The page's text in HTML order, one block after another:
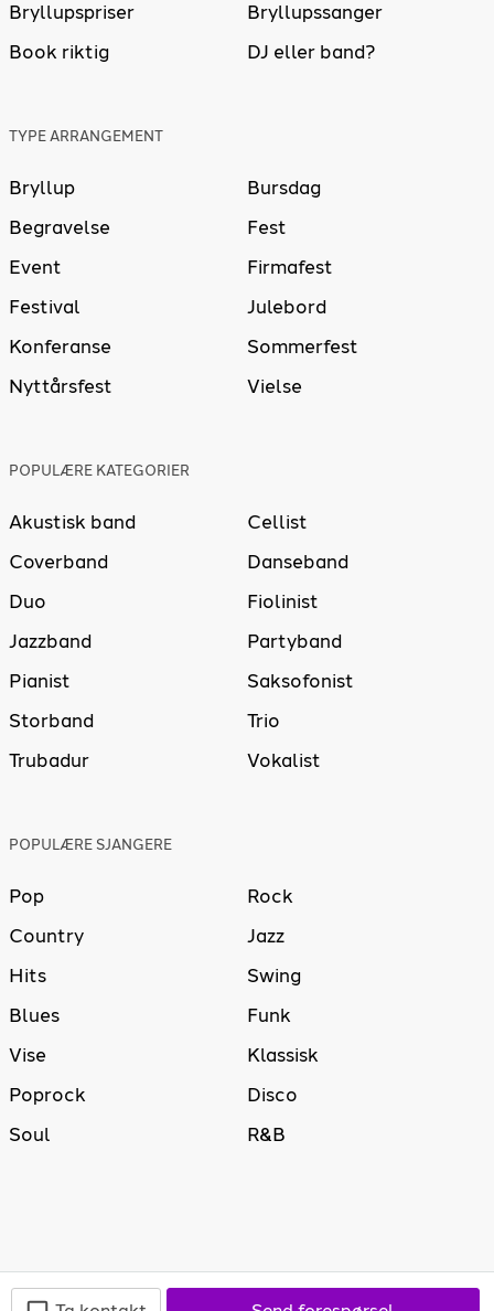
Bryllupspriser
Bryllupssanger
Book riktig
DJ eller band?
TYPE ARRANGEMENT
Bryllup
Bursdag
Begravelse
Fest
Event
Firmafest
Festival
Julebord
Konferanse
Sommerfest
Nyttårsfest
Vielse
POPULÆRE KATEGORIER
Akustisk band
Cellist
Coverband
Danseband
Duo
Fiolinist
Jazzband
Partyband
Pianist
Saksofonist
Storband
Trio
Trubadur
Vokalist
POPULÆRE SJANGERE
Pop
Rock
Country
Jazz
Hits
Swing
Blues
Funk
Vise
Klassisk
Poprock
Disco
Soul
R&B